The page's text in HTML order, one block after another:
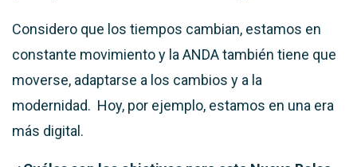
Considero que los tiempos cambian, estamos en
constante movimiento y la ANDA también tiene que
moverse, adaptarse a los cambios y a la
modernidad. Hoy, por ejemplo, estamos en una era
más digital.